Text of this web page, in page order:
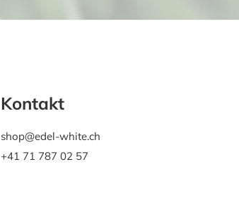
Kontakt
shop@edel-white.ch
+41 71 787 02 57